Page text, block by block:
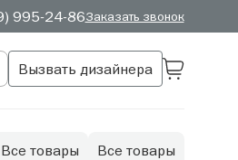
995-24-86Заказать звонок
Вызвать дизайнера
Все товары Все товары